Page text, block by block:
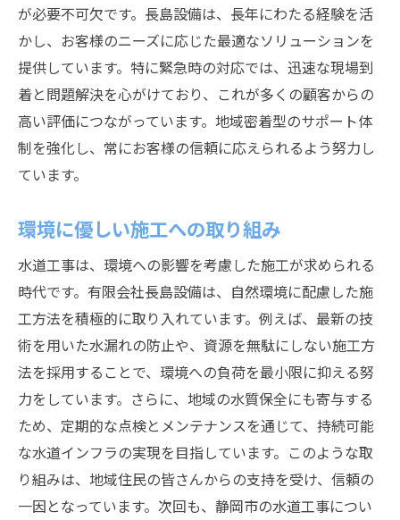
が必要不可欠です。長島設備は、長年にわたる経験を活
かし、お客様のニーズに応じた最適なソリューションを
提供しています。特に緊急時の対応では、迅速な現場到
着と問題解決を心がけており、これが多くの顧客からの
高い評価につながっています。地域密着型のサポート体
制を強化し、常にお客様の信頼に応えられるよう努力し
ています。
環境に優しい施工への取り組み
水道工事は、環境への影響を考慮した施工が求められる
時代です。有限会社長島設備は、自然環境に配慮した施
工方法を積極的に取り入れています。例えば、最新の技
術を用いた水漏れの防止や、資源を無駄にしない施工方
法を採用することで、環境への負荷を最小限に抑える努
力をしています。さらに、地域の水質保全にも寄与する
ため、定期的な点検とメンテナンスを通じて、持続可能
な水道インフラの実現を目指しています。このような取
り組みは、地域住民の皆さんからの支持を受け、信頼の
一因となっています。次回も、静岡市の水道工事につい